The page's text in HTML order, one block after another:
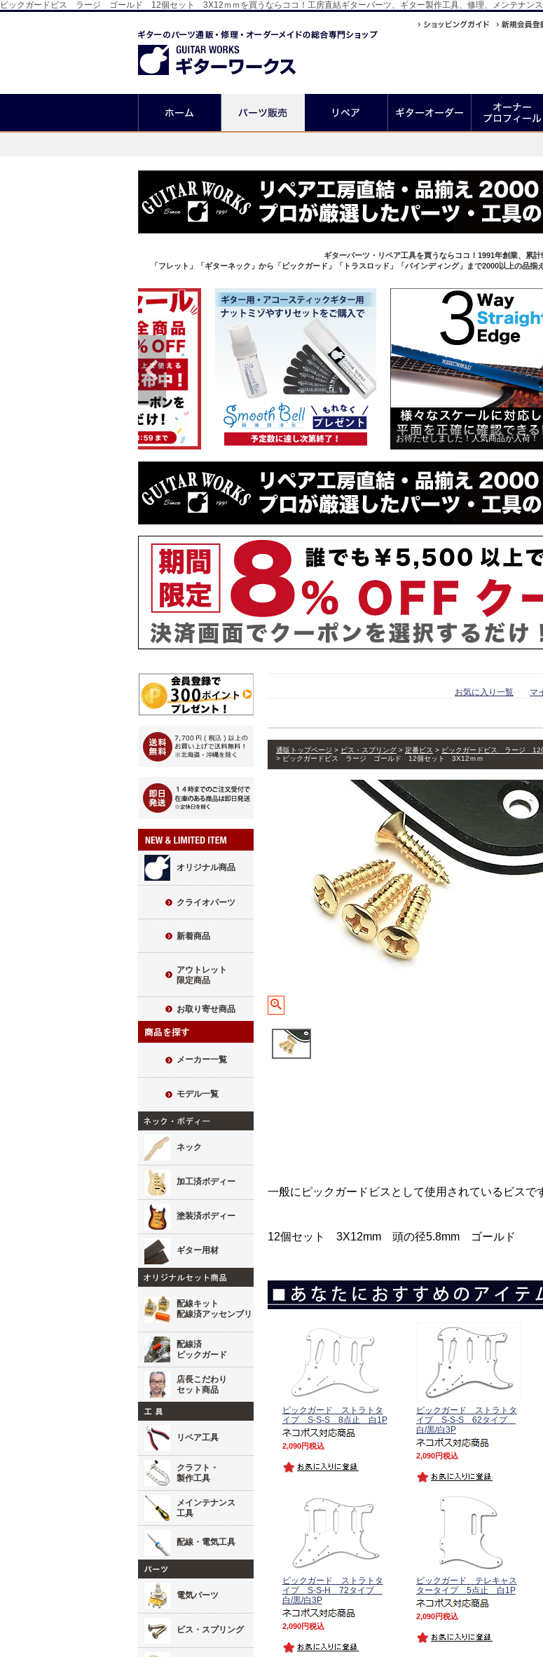
ピックガードビス ラージ ゴールド 12個セット 3X12ｍｍを買うならココ！工房直結ギターパーツ、ギター製作工具、修理、メンテナンス
ギターパーツ・リペア工具を買うならココ！1991年創業、累計
「フレット」「ギターネック」から「ピックガード」「トラスロッド」「バインディング」まで2000以上の品
お待たせしました！人気商品が入荷！
オリジナル商品
クライオパーツ
新着商品
アウトレット
限定商品
お取り寄せ商品
メーカー一覧
モデル一覧
ネック
加工済ボディー
塗装済ボディー
ギター用材
配線キット
配線済アッセンブリ
配線済
ピックガード
店長こだわり
セット商品
リペア工具
クラフト・
製作工具
メインテナンス
工具
配線・電気工具
電気パーツ
ビス・スプリング
お気に入り一覧 マ
通販トップページ ビス・スプリング 定番ビス
ピックガードビス ラージ 12
ピックガードビス ラージ ゴールド 12個セット 3X12ｍｍ
一般にピックガードビスとして使用されているビスで
12個セット 3X12mm 頭の径5.8mm ゴールド
ピックガード ストラトタ
イプ S-S-S 8点止 白1P
2,090 税込
ピックガード ストラトタ
イプ S-S-S 62タイプ
白/黒/白3P
2,090 税込
ピックガード ストラトタ
イプ S-S-H 72タイプ
白/黒/白3P
2,090 税込
ピックガード テレキャス
タータイプ 5点止 白1P
2,090 税込